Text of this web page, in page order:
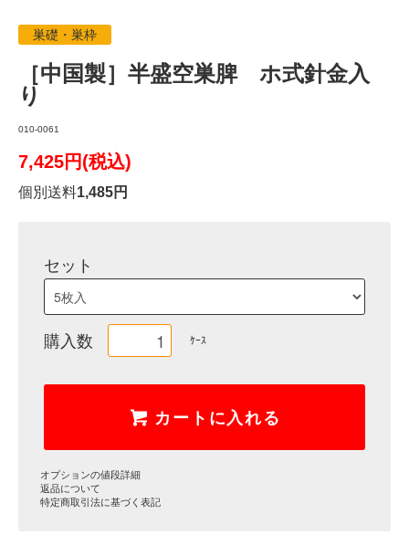
巣礎・巣枠
［中国製］半盛空巣脾 ホ式針金入
り
010-0061
7,425円(税込)
個別送料1,485円
セット
購入数 ｹｰｽ
カートに入れる
オプションの値段詳細
返品について
特定商取引法に基づく表記